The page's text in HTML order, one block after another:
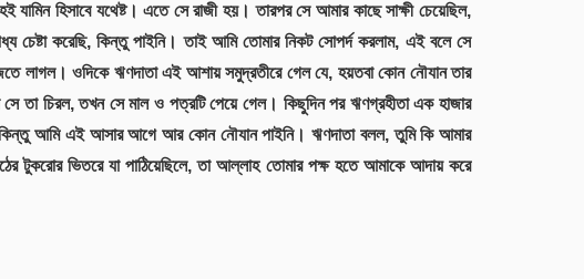
হিসাবে যথেষ্ট। এতে সে রাজী হয়। তারপর সে আমার কাছে সাক্ষী চেয়েছিল,
চেষ্টা করেছি, কিন্তু পাইনি। তাই আমি তোমার নিকট সোপর্দ করলাম, এই বলে সে
লাগল। ওদিকে ঋণদাতা এই আশায় সমুদ্রতীরে গেল যে, হয়তবা কোন নৌযান তার
সে তা চিরল, তখন সে মাল ও পত্রটি পেয়ে গেল। কিছুদিন পর ঋণগ্রহীতা এক হাজার
কিন্তু আমি এই আসার আগে আর কোন নৌযান পাইনি। ঋণদাতা বলল, তুমি কি আমার
ভিতরে যা পাঠিয়েছিলে, তা আল্লাহ তোমার পক্ষ হতে আমাকে আদায় করে